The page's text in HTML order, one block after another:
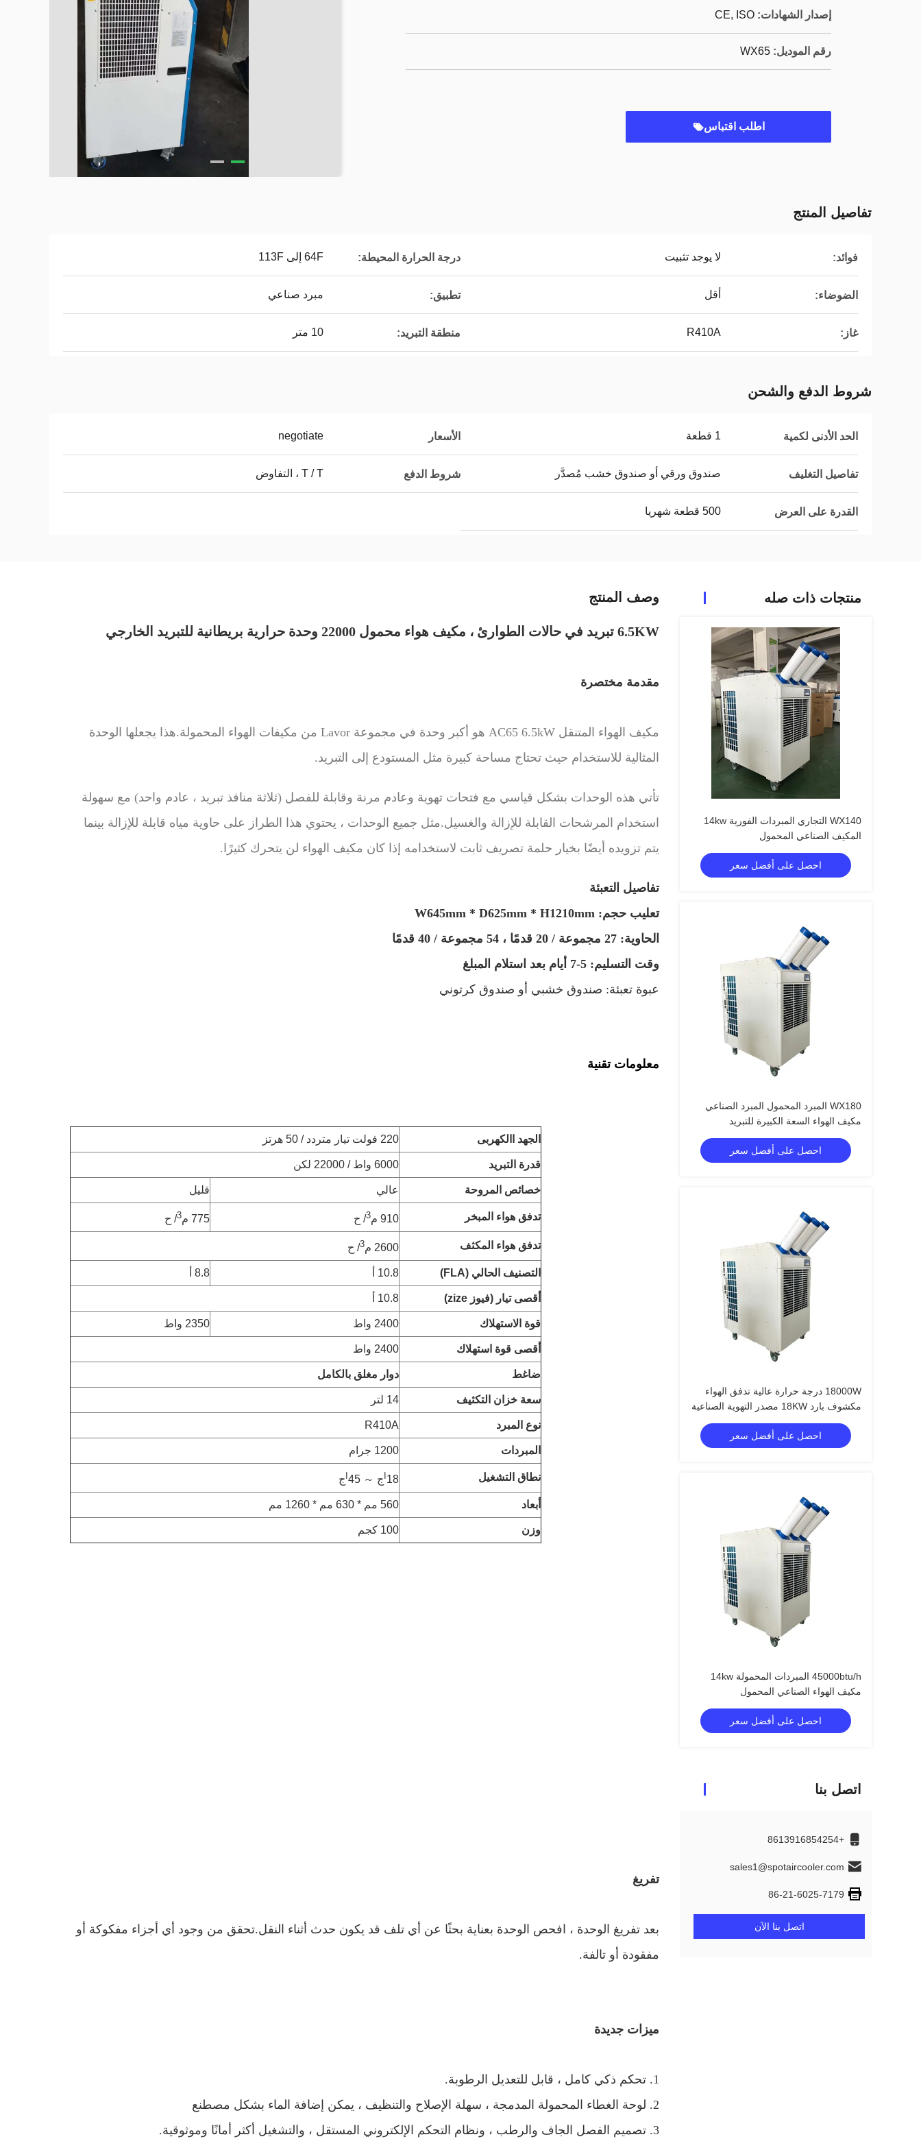
إصدار الشهادات: CE, ISO
رقم الموديل: WX65
اطلب اقتباس
تفاصيل المنتج
فوائد: لا يوجد تثبيت درجة الحرارة المحيطة: 64F إلى 113F
الضوضاء: أقل تطبيق: مبرد صناعي
غاز: R410A منطقة التبريد: 10 متر
شروط الدفع والشحن
الحد الأدنى لكمية 1 قطعة الأسعار negotiate
تفاصيل التغليف صندوق ورقي أو صندوق خشب مُصدَّر شروط الدفع T / T ، التفاوض
القدرة على العرض 500 قطعة شهريا
منتجات ذات صله
WX140 التجاري المبردات الفورية 14kw
المكيف الصناعي المحمول
احصل على أفضل سعر
WX180 المبرد المحمول المبرد الصناعي
مكيف الهواء السعة الكبيرة للتبريد
احصل على أفضل سعر
18000W درجة حرارة عالية تدفق الهواء
مكشوف بارد 18KW مصدر التهوية الصناعية
مكيف الهواء
احصل على أفضل سعر
45000btu/h المبردات المحمولة 14kw
مكيف الهواء الصناعي المحمول
احصل على أفضل سعر
اتصل بنا
+8613916854254
sales1@spotaircooler.com
86-21-6025-7179
اتصل بنا الآن
وصف المنتج
6.5KW تبريد في حالات الطوارئ ، مكيف هواء محمول 22000 وحدة حرارية بريطانية للتبريد الخارجي
مقدمة مختصرة
مكيف الهواء المتنقل AC65 6.5kW هو أكبر وحدة في مجموعة Lavor من مكيفات الهواء المحمولة.هذا يجعلها الوحدة
المثالية للاستخدام حيث تحتاج مساحة كبيرة مثل المستودع إلى التبريد.
تأتي هذه الوحدات بشكل قياسي مع فتحات تهوية وعادم مرنة وقابلة للفصل (ثلاثة منافذ تبريد ، عادم واحد) مع سهولة
استخدام المرشحات القابلة للإزالة والغسيل.مثل جميع الوحدات ، يحتوي هذا الطراز على حاوية مياه قابلة للإزالة بينما
يتم تزويده أيضًا بخيار حلمة تصريف ثابت لاستخدامه إذا كان مكيف الهواء لن يتحرك كثيرًا.
تفاصيل التعبئة
تعليب حجم: W645mm * D625mm * H1210mm
الحاوية: 27 مجموعة / 20 قدمًا ، 54 مجموعة / 40 قدمًا
وقت التسليم: 5-7 أيام بعد استلام المبلغ
عبوة تعبئة: صندوق خشبي أو صندوق كرتوني
معلومات تقنية
الجهد االكهربى 220 فولت تيار متردد / 50 هرتز
قدرة التبريد 6000 واط / 22000 لكن
خصائص المروحة عالي قليل
تدفق هواء المبخر 910 م 3/ ح 775 م 3/ ح
تدفق هواء المكثف 2600 م 3/ ح
التصنيف الحالي (FLA) 10.8 أ 8.8 أ
أقصى تيار (فيوز zize) 10.8 أ
قوة الاستهلاك 2400 واط 2350 واط
أقصى قوة استهلاك 2400 واط
ضاغط دوار مغلق بالكامل
سعة خزان التكثيف 14 لتر
نوع المبرد R410A
المبردات 1200 جرام
نطاق التشغيل 18اج ～ 45 اج
أبعاد 560 مم * 630 مم * 1260 مم
وزن 100 كجم
تفريغ
بعد تفريغ الوحدة ، افحص الوحدة بعناية بحثًا عن أي تلف قد يكون حدث أثناء النقل.تحقق من وجود أي أجزاء مفكوكة أو
مفقودة أو تالفة.
ميزات جديدة
1. تحكم ذكي كامل ، قابل للتعديل الرطوبة.
2. لوحة الغطاء المحمولة المدمجة ، سهلة الإصلاح والتنظيف ، يمكن إضافة الماء بشكل مصطنع
3. تصميم الفصل الجاف والرطب ، ونظام التحكم الإلكتروني المستقل ، والتشغيل أكثر أمانًا وموثوقية.